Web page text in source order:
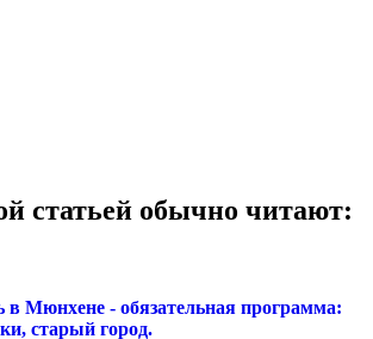
статьей обычно читают: